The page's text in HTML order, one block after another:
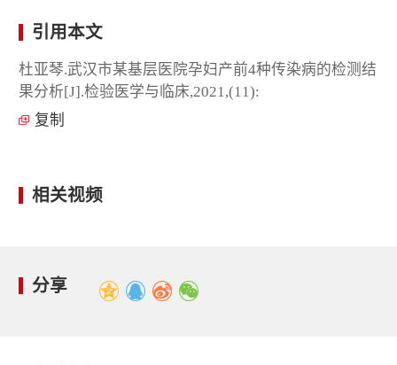
引用本文
杜亚琴.武汉市某基层医院孕妇产前4种传染病的检测结
果分析[J].检验医学与临床,2021,(11):
复制
相关视频
分享